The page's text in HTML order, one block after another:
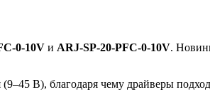
0-10V и ARJ-SP-20-PFC-0-10V.
В), благодаря чему драйверы